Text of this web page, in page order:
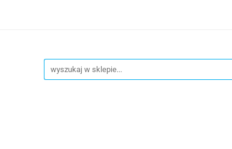
biurowe
Blog Kontakt